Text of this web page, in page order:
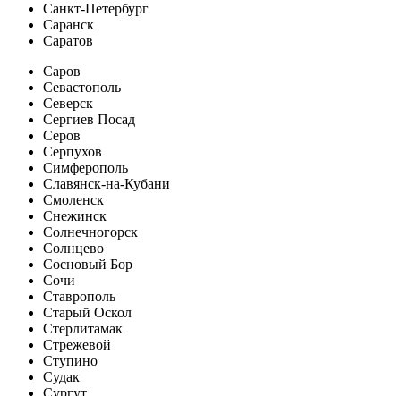
Санкт-Петербург
Саранск
Саратов
Саров
Севастополь
Северск
Сергиев Посад
Серов
Серпухов
Симферополь
Славянск-на-Кубани
Смоленск
Снежинск
Солнечногорск
Солнцево
Сосновый Бор
Сочи
Ставрополь
Старый Оскол
Стерлитамак
Стрежевой
Ступино
Судак
Сургут